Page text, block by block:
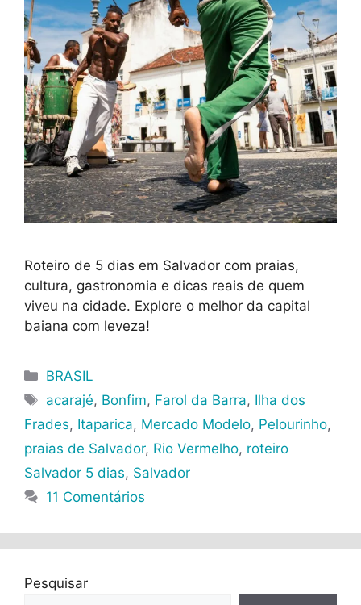
Roteiro de 5 dias em Salvador com praias,
cultura, gastronomia e dicas reais de quem
viveu na cidade. Explore o melhor da capital
baiana com leveza!
Categorias
BRASIL
Tags
acarajé, Bonfim, Farol da Barra, Ilha dos
Frades, Itaparica, Mercado Modelo, Pelourinho,
praias de Salvador, Rio Vermelho, roteiro
Salvador 5 dias, Salvador
11 Comentários
Pesquisar